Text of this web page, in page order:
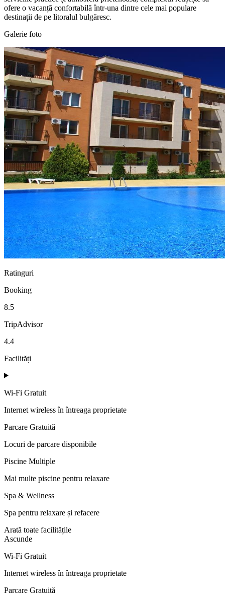
ofere o vacanță confortabilă într-una dintre cele mai populare
destinații de pe litoralul bulgăresc.
Galerie foto
Ratinguri
Booking
8.5
TripAdvisor
4.4
Facilități
Wi-Fi Gratuit
Internet wireless în întreaga proprietate
Parcare Gratuită
Locuri de parcare disponibile
Piscine Multiple
Mai multe piscine pentru relaxare
Spa & Wellness
Spa pentru relaxare și refacere
Arată toate facilitățile
Ascunde
Wi-Fi Gratuit
Internet wireless în întreaga proprietate
Parcare Gratuită